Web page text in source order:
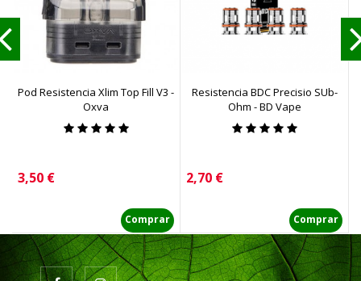
Pod Resistencia Xlim Top Fill V3 -
Oxva
Precio
3,50 €
Comprar
Resistencia BDC Precisio SUb-
Ohm - BD Vape
Precio
2,70 €
Comprar